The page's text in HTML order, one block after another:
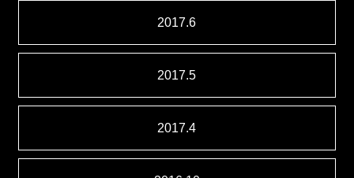
2017.6
2017.5
2017.4